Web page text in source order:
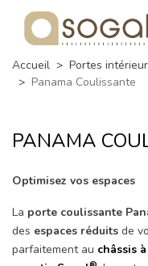
Accueil Portes
Panama Coulissante
PANAMA
Optimisez vos espaces
La porte coulissante
des espaces réduits de
parfaitement au châssis